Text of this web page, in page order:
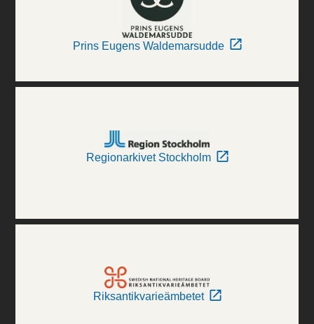
Prins Eugens Waldemarsudde
Regionarkivet Stockholm
Riksantikvarieämbetet